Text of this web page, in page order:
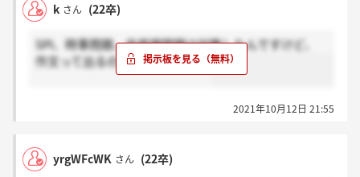
k さん (22卒)
SPI、時事問題、非常識問題は対策したんですけど、
作文って出るのかな....怖いな......
2021年10月12日 21:55
yrgWFcWK さん (22卒)